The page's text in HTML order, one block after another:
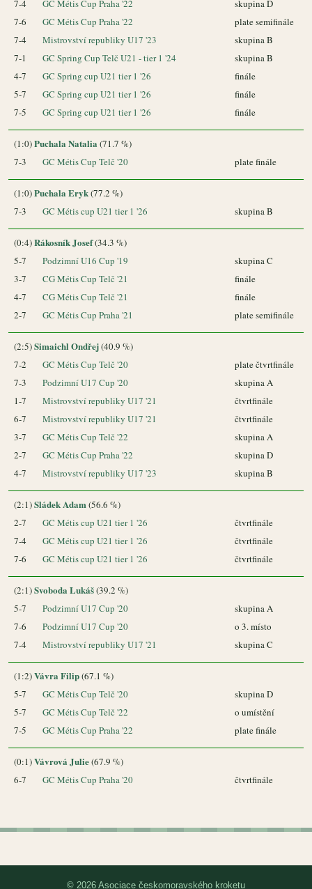
7-4
GC Métis Cup Praha '22
skupina D
7-6
GC Métis Cup Praha '22
plate semifinále
7-4
Mistrovství republiky U17 '23
skupina B
7-1
GC Spring Cup Telč U21 - tier 1 '24
skupina B
4-7
GC Spring cup U21 tier 1 '26
finále
5-7
GC Spring cup U21 tier 1 '26
finále
7-5
GC Spring cup U21 tier 1 '26 finále
(1:0)Puchala Natalia (71.7 %)
7-3
GC Métis Cup Telč '20 plate finále
(1:0)Puchala Eryk(77.2 %)
7-3
GC Métis cup U21 tier 1 '26 skupina B
(0:4)Rákosník Josef(34.3 %)
5-7
Podzimní U16 Cup '19
skupina C
3-7
CG Métis Cup Telč '21
finále
4-7
CG Métis Cup Telč '21
finále
2-7
GC Métis Cup Praha '21 plate semifinále
(2:5)Simaichl Ondřej(40.9 %)
7-2
GC Métis Cup Telč '20
plate čtvrtfinále
7-3
Podzimní U17 Cup '20
skupina A
1-7
Mistrovství republiky U17 '21
čtvrtfinále
6-7
Mistrovství republiky U17 '21
čtvrtfinále
3-7
GC Métis Cup Telč '22
skupina A
2-7
GC Métis Cup Praha '22
skupina D
4-7
Mistrovství republiky U17 '23 skupina B
(2:1)Sládek Adam (56.6 %)
2-7
GC Métis cup U21 tier 1 '26
čtvrtfinále
7-4
GC Métis cup U21 tier 1 '26
čtvrtfinále
7-6
GC Métis cup U21 tier 1 '26 čtvrtfinále
(2:1)Svoboda Lukáš(39.2 %)
5-7
Podzimní U17 Cup '20
skupina A
7-6
Podzimní U17 Cup '20
o 3. místo
7-4
Mistrovství republiky U17 '21 skupina C
(1:2)Vávra Filip(67.1 %)
5-7
GC Métis Cup Telč '20
skupina D
5-7
GC Métis Cup Telč '22
o umístění
7-5
GC Métis Cup Praha '22 plate finále
(0:1)Vávrová Julie(67.9 %)
6-7
GC Métis Cup Praha '20 čtvrtfinále
© 2026 Asociace českomoravského kroketu